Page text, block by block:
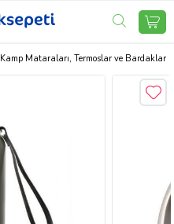
Kamp Mataraları, Termoslar ve Bardaklar